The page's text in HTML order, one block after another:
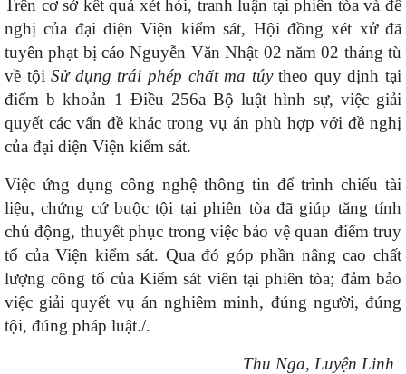
Trên cơ sở kết quả xét hỏi, tranh luận tại phiên tòa và đề
nghị của đại diện Viện kiểm sát, Hội đồng xét xử đã
tuyên phạt bị cáo Nguyễn Văn Nhật 02 năm 02 tháng tù
về tộiSử dụng trái phép chất ma túytheo quy định tại
điểm b khoản 1 Điều 256a Bộ luật hình sự, việc giải
quyết các vấn đề khác trong vụ án phù hợp với đề nghị
của đại diện Viện kiểm sát.
Việc ứng dụng công nghệ thông tin để trình chiếu tài
liệu, chứng cứ buộc tội tại phiên tòa đã giúp tăng tính
chủ động, thuyết phục trong việc bảo vệ quan điểm truy
tố của Viện kiểm sát. Qua đó góp phần nâng cao chất
lượng công tố của Kiểm sát viên tại phiên tòa; đảm bảo
việc giải quyết vụ án nghiêm minh, đúng người, đúng
tội, đúng pháp luật./.
Thu Nga, Luyện Linh